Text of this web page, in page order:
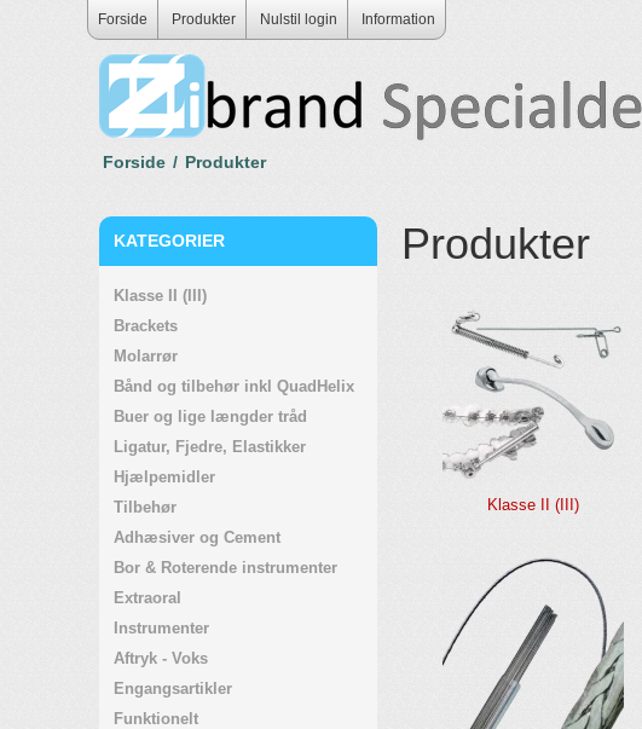
Forside Produkter Nulstil login Information
Forside / Produkter
KATEGORIER
Klasse II (III)
Brackets
Molarrør
Bånd og tilbehør inkl QuadHelix
Buer og lige længder tråd
Ligatur, Fjedre, Elastikker
Hjælpemidler
Tilbehør
Adhæsiver og Cement
Bor & Roterende instrumenter
Extraoral
Instrumenter
Aftryk - Voks
Engangsartikler
Funktionelt
Produkter
Klasse II (III)